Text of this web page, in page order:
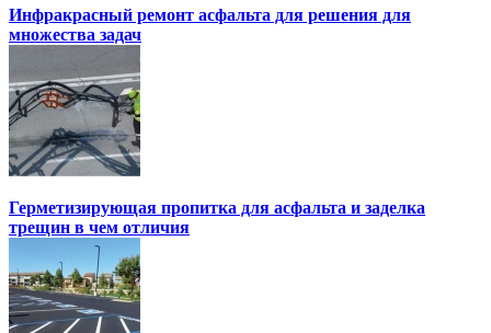
Инфракрасный ремонт асфальта для решения для
множества задач
Герметизирующая пропитка для асфальта и заделка
трещин в чем отличия